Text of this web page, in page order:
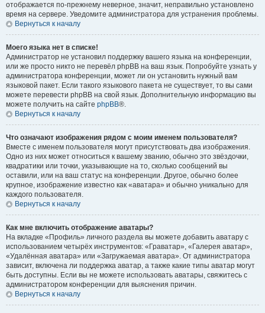
отображается по-прежнему неверное, значит, неправильно установлено
время на сервере. Уведомите администратора для устранения проблемы.
Вернуться к началу
Моего языка нет в списке!
Администратор не установил поддержку вашего языка на конференции,
или же просто никто не перевёл phpBB на ваш язык. Попробуйте узнать у
администратора конференции, может ли он установить нужный вам
языковой пакет. Если такого языкового пакета не существует, то вы сами
можете перевести phpBB на свой язык. Дополнительную информацию вы
можете получить на сайте phpBB®.
Вернуться к началу
Что означают изображения рядом с моим именем пользователя?
Вместе с именем пользователя могут присутствовать два изображения.
Одно из них может относиться к вашему званию, обычно это звёздочки,
квадратики или точки, указывающие на то, сколько сообщений вы
оставили, или на ваш статус на конференции. Другое, обычно более
крупное, изображение известно как «аватара» и обычно уникально для
каждого пользователя.
Вернуться к началу
Как мне включить отображение аватары?
На вкладке «Профиль» личного раздела вы можете добавить аватару с
использованием четырёх инструментов: «Граватар», «Галерея аватар»,
«Удалённая аватара» или «Загружаемая аватара». От администратора
зависит, включена ли поддержка аватар, а также какие типы аватар могут
быть доступны. Если вы не можете использовать аватары, свяжитесь с
администратором конференции для выяснения причин.
Вернуться к началу